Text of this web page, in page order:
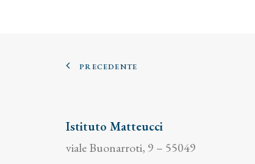
PRECEDENTE
Istituto Matteucci
viale Buonarroti, 9 – 55049